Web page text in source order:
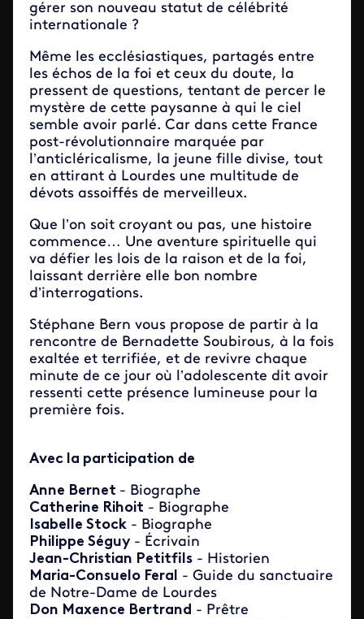
gérer son nouveau statut de célébrité
internationale ?
Même les ecclésiastiques, partagés entre
les échos de la foi et ceux du doute, la
pressent de questions, tentant de percer le
mystère de cette paysanne à qui le ciel
semble avoir parlé. Car dans cette France
post-révolutionnaire marquée par
l’anticléricalisme, la jeune fille divise, tout
en attirant à Lourdes une multitude de
dévots assoiffés de merveilleux.
Que l’on soit croyant ou pas, une histoire
commence… Une aventure spirituelle qui
va défier les lois de la raison et de la foi,
laissant derrière elle bon nombre
d’interrogations.
Stéphane Bern vous propose de partir à la
rencontre de Bernadette Soubirous, à la fois
exaltée et terrifiée, et de revivre chaque
minute de ce jour où l’adolescente dit avoir
ressenti cette présence lumineuse pour la
première fois.
Avec la participation de
Anne Bernet - Biographe
Catherine Rihoit - Biographe
Isabelle Stock - Biographe
Philippe Séguy- Écrivain
Jean-Christian Petitfils - Historien
Maria-Consuelo Feral - Guide du sanctuaire
de Notre-Dame de Lourdes
Don Maxence Bertrand - Prêtre